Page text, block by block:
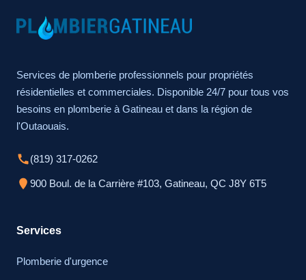
Services de plomberie professionnels pour propriétés
résidentielles et commerciales. Disponible 24/7 pour tous vos
besoins en plomberie à Gatineau et dans la région de
l'Outaouais.
(819) 317-0262
900 Boul. de la Carrière #103, Gatineau, QC J8Y 6T5
Services
Plomberie d'urgence